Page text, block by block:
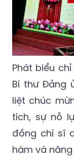
Phát biểu
Bí thư Đảng
liệt chúc
tích, sự nỗ
đồng chí sĩ
hàm và